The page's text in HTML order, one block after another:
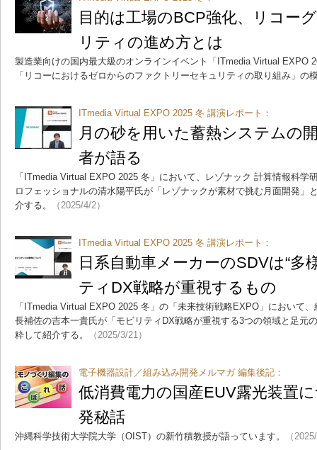
目的は工場のBCP強化、リコー
リティの進め方とは
製造業向けの国内最大級のオンラインイベント「ITmedia Virtual EXPO
「リコーにおけるゼロからのファクトリーセキュリティの取り組み」の
ITmedia Virtual EXPO 2025 冬 講演レポート：
月の砂を用いた蓄熱システムの
者が語る
「ITmedia Virtual EXPO 2025 冬」において、レゾナック 計算情報科学
ロフェッショナルの清水陽平氏が「レゾナックが素材で挑む月面開発」
介する。
（2025/4/2）
ITmedia Virtual EXPO 2025 冬 講演レポート：
日系自動車メーカーのSDVは“多
ティDX戦略が重視するもの
「ITmedia Virtual EXPO 2025 冬」の「未来技術戦略EXPO」において
長補佐の吉本一貴氏が「モビリティDX戦略が重視する3つの領域と足元
粋して紹介する。
（2025/3/21）
電子機器設計／組み込み開発メルマガ 編集後記：
低消費電力の国産EUV露光装置
発秘話
沖縄科学技術大学院大学（OIST）の新竹積教授が語っています。 （